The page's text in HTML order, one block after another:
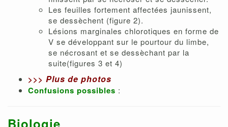
Les feuilles fortement affectées jaunissent,
se dessèchent (figure 2).
Lésions marginales chlorotiques en forme de
V se développant sur le pourtour du limbe,
se nécrosant et se dessèchant par la
suite(figures 3 et 4)
>>> Plus de photos
Confusions possibles :